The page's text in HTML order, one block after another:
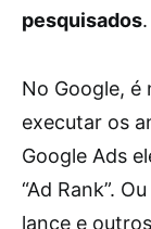
pesquisados.
No Google, é
executar os
Google Ads
“Ad Rank”.
lance e